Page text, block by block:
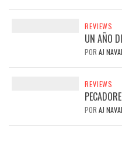
REVIEWS
UN AÑO
POR AJ
REVIEWS
POR AJ